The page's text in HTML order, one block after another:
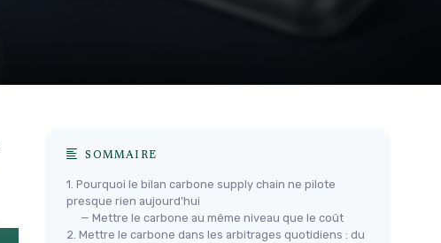
SOMMAIRE
1. Pourquoi le bilan carbone supply chain ne pilote
presque rien aujourd’hui
— Mettre le carbone au même niveau que le coût
2. Mettre le carbone dans les arbitrages quotidiens : du